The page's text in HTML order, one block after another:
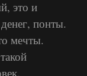
это и
понты.
мечты.